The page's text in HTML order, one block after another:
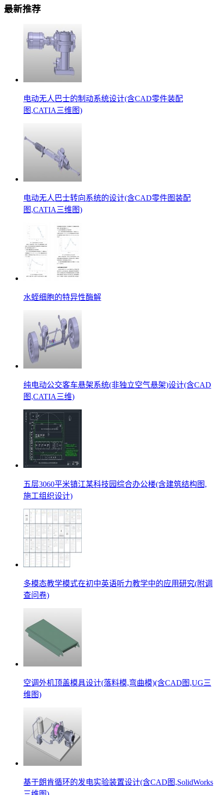
最新推荐
电动无人巴士的制动系统设计(含CAD零件装配
图,CATIA三维图)
电动无人巴士转向系统的设计(含CAD零件图装配
图,CATIA三维图)
水蛭细胞的特异性酶解
纯电动公交客车悬架系统(非独立空气悬架)设计(含CAD
图,CATIA三维)
五层3060平米镇江某科技园综合办公楼(含建筑结构图,
施工组织设计)
多模态教学模式在初中英语听力教学中的应用研究(附调
查问卷)
空调外机顶盖模具设计(落料模,弯曲模)(含CAD图,UG三
维图)
基于朗肯循环的发电实验装置设计(含CAD图,SolidWorks